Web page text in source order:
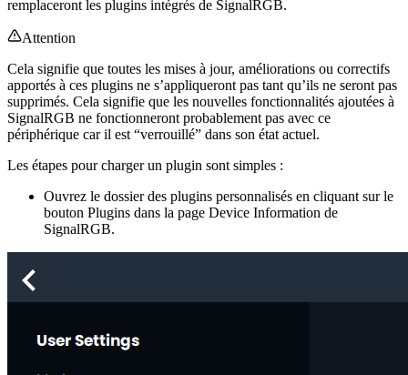
remplaceront les plugins intégrés de SignalRGB.
Attention
Cela signifie que toutes les mises à jour, améliorations ou correctifs
apportés à ces plugins ne s’appliqueront pas tant qu’ils ne seront pas
supprimés. Cela signifie que les nouvelles fonctionnalités ajoutées à
SignalRGB ne fonctionneront probablement pas avec ce
périphérique car il est “verrouillé” dans son état actuel.
Les étapes pour charger un plugin sont simples :
Ouvrez le dossier des plugins personnalisés en cliquant sur le
bouton Plugins dans la page Device Information de
SignalRGB.